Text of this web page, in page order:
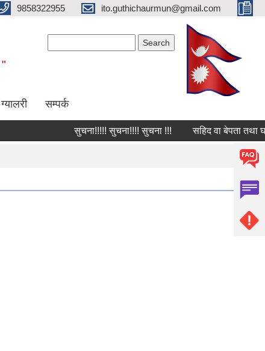
9858322955 ito.guthichaurmun@gmail.com
"
ग्यालरी सम्पर्क
सुचना!!!!! सुचना!!!! सुचना !!! सहिद वा बेपता तथा